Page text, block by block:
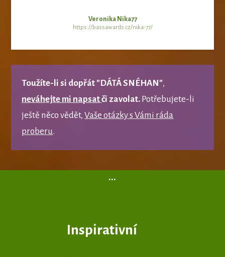
Veronika Nika77
https://bassawards.cz/nika-77/
Toužíte-li si dopřát "DÁTÁ SNÉHAN",
neváhejte mi napsatči zavolat. Potřebujete-li
ještě něco vědět,Vaše otázky s Vámi ráda
proberu.
...
Inspirativní